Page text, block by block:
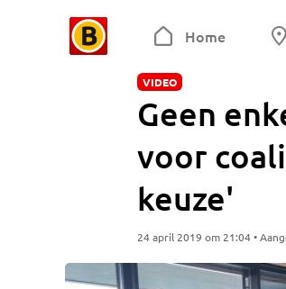
Home
VIDEO
Geen
voor
keuze'
24 april 2019 om 21:04 •